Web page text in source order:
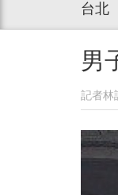
台北
男
記者林